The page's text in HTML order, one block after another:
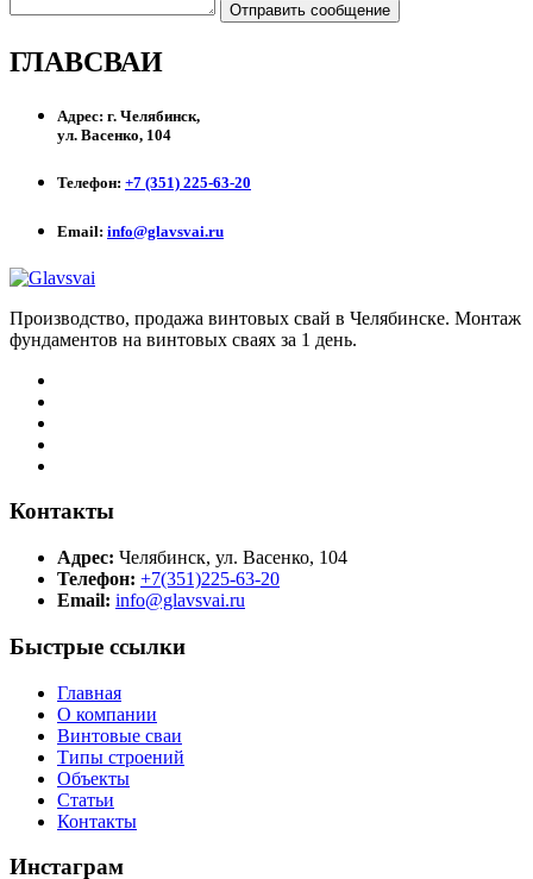
Отправить сообщение
ГЛАВСВАИ
Адрес: г. Челябинск,
ул. Васенко, 104
Телефон: +7 (351) 225-63-20
Email: info@glavsvai.ru
Производство, продажа винтовых свай в Челябинске. Монтаж
фундаментов на винтовых сваях за 1 день.
Контакты
Адрес: Челябинск, ул. Васенко, 104
Телефон: +7(351)225-63-20
Email: info@glavsvai.ru
Быстрые ссылки
Главная
О компании
Винтовые сваи
Типы строений
Объекты
Статьи
Контакты
Инстаграм